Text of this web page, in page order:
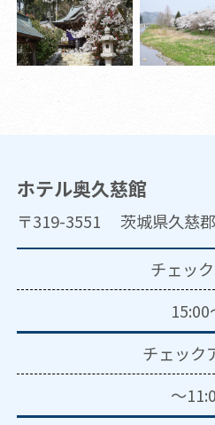
ホテル奥久慈館
〒319-3551 茨城県久慈
チェッ
15:00
チェック
～